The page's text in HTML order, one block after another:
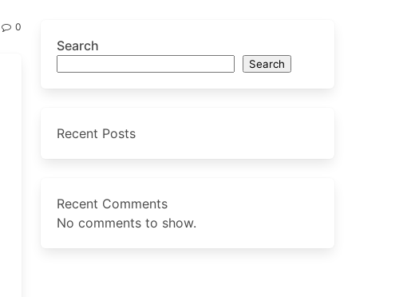
0
Search
Search
Recent Posts
Recent Comments
No comments to show.